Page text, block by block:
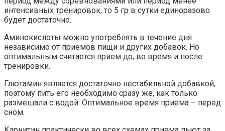
интенсивных тренировок, то 5 гр в сутки единоразово
будет достаточно.
Аминокислоты можно употреблять в течение дня
независимо от приемов пищи и других добавок. Но
оптимальным считается прием до, во время и после
тренировки.
Глютамин является достаточно нестабильной добавкой,
поэтому пить его необходимо сразу же, как только
размешали с водой. Оптимальное время приема – перед
сном.